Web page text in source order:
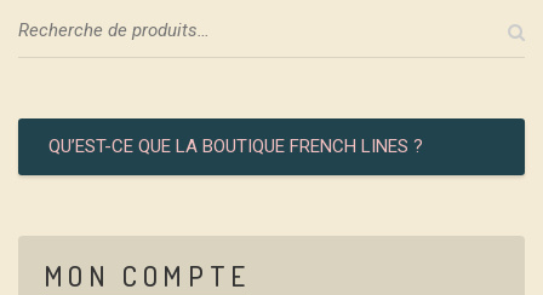
QU’EST-CE QUE LA BOUTIQUE FRENCH LINES ?
MON COMPTE